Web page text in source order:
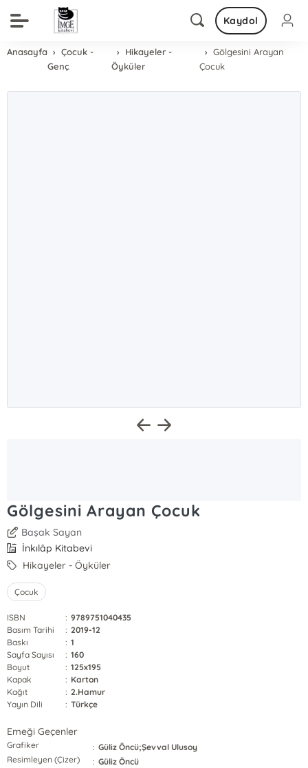
Kaydol
Anasayfa
Çocuk -
Genç
Hikayeler -
Öyküler
Gölgesini Arayan
Çocuk
Gölgesini Arayan Çocuk
Başak Sayan
İnkılâp Kitabevi
Hikayeler - Öyküler
Çocuk
ISBN : 9789751040435
Basım Tarihi
: 2019-12
Baskı
: 1
Sayfa Sayısı
: 160
Boyut
: 125x195
Kapak
: Karton
Kağıt
: 2.Hamur
Yayın Dili
: Türkçe
Emeği Geçenler
Grafiker : Güliz Öncü;Şevval Ulusoy
Resimleyen (Çizer)
: Güliz Öncü